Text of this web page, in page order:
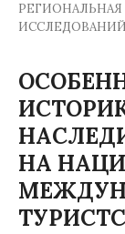
ИССЛЕДОВАНИЙ
НА